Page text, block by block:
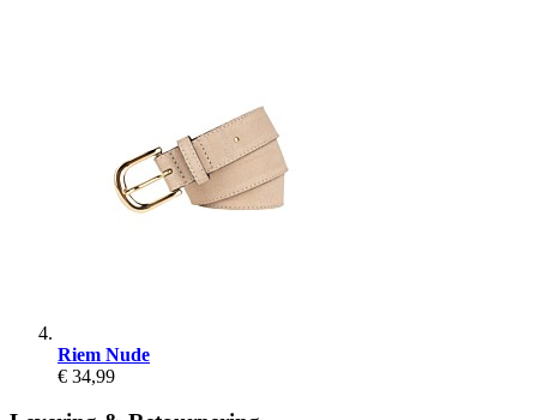
Riem Nude
€ 34,99